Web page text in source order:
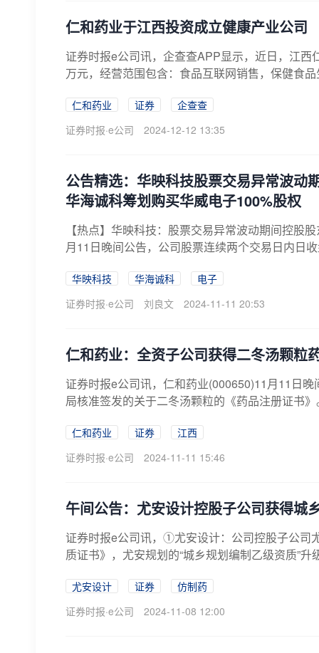
仁和药业于江西投资成立健康产业公司
证券时报e公司讯，企查查APP显示，近日，江
万元，经营范围包含：食品互联网销售，保健食
仁和药业 证券
企查查
证券时报·e公司
2024-12-12 13:35
公告精选：华映科技股票交易异常波动
华海诚科筹划购买华威电子100%股权
【热点】华映科技：股票交易异常波动期间控股
月11日晚间公告，公司股票连续两个交易日内日
华映科技 华海诚科
电子
证券时报·e公司
刘良文 2024-11-11 20:53
仁和药业：全资子公司获得二冬汤颗粒
证券时报e公司讯，仁和药业(000650)11月11日
局核准签发的关于二冬汤颗粒的《药品注册证书
仁和药业 证券
江西
证券时报·e公司
2024-11-11 15:46
午间公告：尤安设计控股子公司获得城
证券时报e公司讯，①尤安设计：公司控股子公司
质证书》，尤安规划的“城乡规划编制乙级资质”
尤安设计 证券
仿制药
证券时报·e公司
2024-11-08 12:00